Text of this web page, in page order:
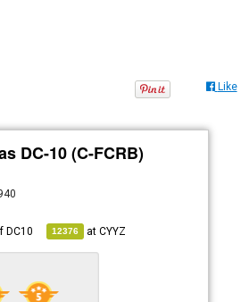
Like
DC-10 (C-FCRB)
DC10 12376 atCYYZ